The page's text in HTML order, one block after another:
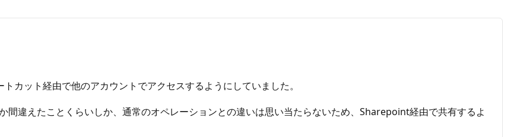
カット経由で他のアカウントでアクセスするようにしていました。
違えたことくらいしか、通常のオペレーションとの違いは思い当たらないため、Sharepoint経由で共有するよ